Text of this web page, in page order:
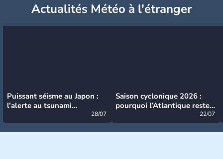
Actualités Météo à l'étranger
Puissant séisme au Japon :
l’alerte au tsunami
28/07
Saison cyclonique 2026 :
pourquoi l’Atlantique reste
22/07